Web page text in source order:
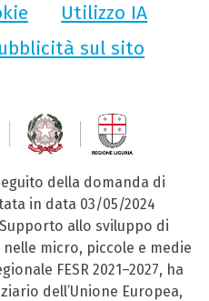
Utilizzo IA
sul sito
seguito della domanda di
in data 03/05/2024
allo sviluppo di
micro, piccole e medie
FESR 2021–2027, ha
dell’Unione Europea,